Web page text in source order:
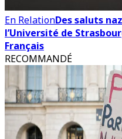
En RelationDes saluts
l’Université de
Français
RECOMMANDÉ